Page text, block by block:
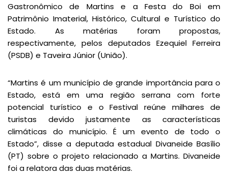
Gastronômico de Martins e a Festa do Boi em
Patrimônio Imaterial, Histórico, Cultural e Turístico do
Estado. As matérias foram propostas,
respectivamente, pelos deputados Ezequiel Ferreira
(PSDB) e Taveira Júnior (União).
“Martins é um município de grande importância para o
Estado, está em uma região serrana com forte
potencial turístico e o Festival reúne milhares de
turistas devido justamente as características
climáticas do município. É um evento de todo o
Estado”, disse a deputada estadual Divaneide Basílio
(PT) sobre o projeto relacionado a Martins. Divaneide
foi a relatora das duas matérias.